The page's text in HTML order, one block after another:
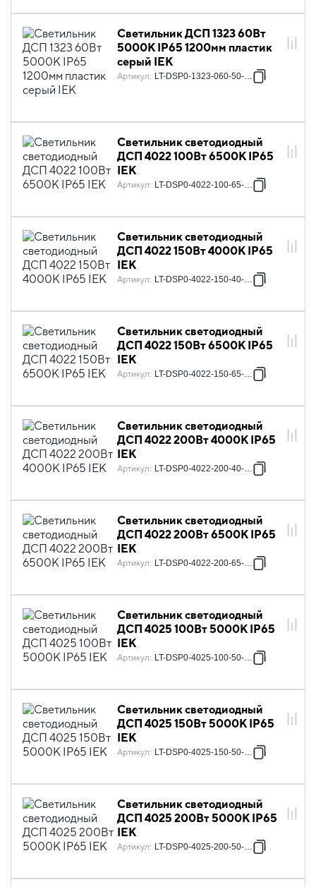
Светильник ДСП 1323 60Вт
5000К IP65 1200мм пластик
серый IEK
Артикул: LT-DSP0-1323-060-50-K01
Светильник светодиодный
ДСП 4022 100Вт 6500К IP65
IEK
Артикул: LT-DSP0-4022-100-65-K02
Светильник светодиодный
ДСП 4022 150Вт 4000К IP65
IEK
Артикул: LT-DSP0-4022-150-40-K02
Светильник светодиодный
ДСП 4022 150Вт 6500К IP65
IEK
Артикул: LT-DSP0-4022-150-65-K02
Светильник светодиодный
ДСП 4022 200Вт 4000К IP65
IEK
Артикул: LT-DSP0-4022-200-40-K02
Светильник светодиодный
ДСП 4022 200Вт 6500К IP65
IEK
Артикул: LT-DSP0-4022-200-65-K02
Светильник светодиодный
ДСП 4025 100Вт 5000К IP65
IEK
Артикул: LT-DSP0-4025-100-50-K02
Светильник светодиодный
ДСП 4025 150Вт 5000К IP65
IEK
Артикул: LT-DSP0-4025-150-50-K02
Светильник светодиодный
ДСП 4025 200Вт 5000К IP65
IEK
Артикул: LT-DSP0-4025-200-50-K02